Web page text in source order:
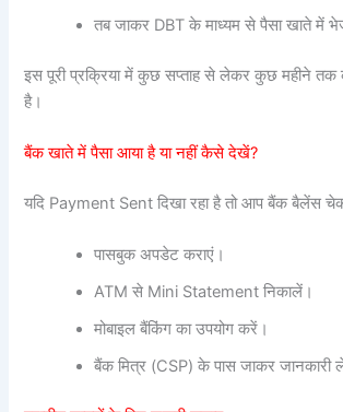
तब जाकर DBT के माध्यम से पैसा खाते में
इस पूरी प्रक्रिया में कुछ सप्ताह से लेकर कुछ महीने
है।
बैंक खाते में पैसा आया है या नहीं कैसे देखें?
यदि Payment Sent दिखा रहा है तो आप बैंक बैलेंस
पासबुक अपडेट कराएं।
ATM से Mini Statement निकालें।
मोबाइल बैंकिंग का उपयोग करें।
बैंक मित्र (CSP) के पास जाकर जानकारी